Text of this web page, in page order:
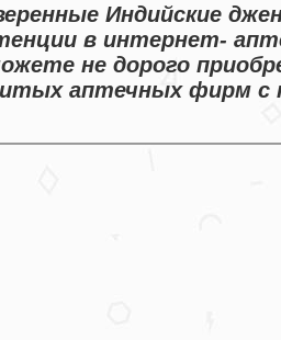
Индийские
в интернет-
не дорого
аптечных фирм с